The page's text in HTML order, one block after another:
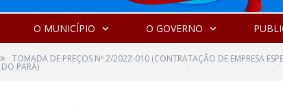
O MUNICÍPIO O GOVERNO
» TOMADA DE PREÇOS Nº 2/2022-010 (CONTRATAÇÃO DE EMPRESA
PARÁ)